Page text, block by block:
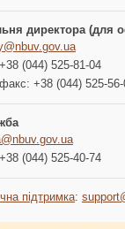
директора (для
(044) 525-81-04
+38 (044) 525-56-
(044) 525-40-74
підтримка: